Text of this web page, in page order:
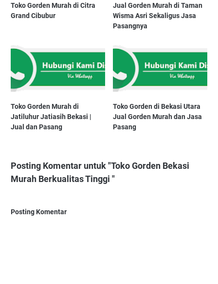
Toko Gorden Murah di Citra
Grand Cibubur
Jual Gorden Murah di Taman
Wisma Asri Sekaligus Jasa
Pasangnya
Toko Gorden Murah di
Jatiluhur Jatiasih Bekasi |
Jual dan Pasang
Toko Gorden di Bekasi Utara
Jual Gorden Murah dan Jasa
Pasang
Posting Komentar untuk "Toko Gorden Bekasi
Murah Berkualitas Tinggi "
Posting Komentar